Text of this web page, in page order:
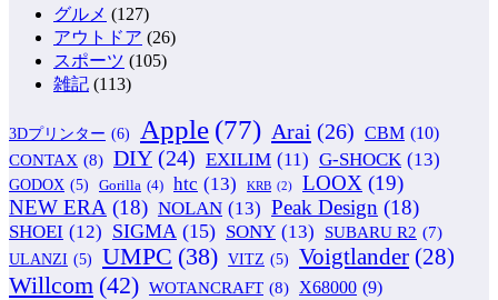
グルメ (127)
アウトドア (26)
スポーツ (105)
雑記 (113)
3Dプリンター (6) Apple (77) Arai (26) CBM (10)
CONTAX (8) DIY (24) EXILIM (11) G-SHOCK (13)
GODOX (5) Gorilla (4) htc (13) KRB (2) LOOX (19)
NEW ERA (18) NOLAN (13) Peak Design (18)
SHOEI (12) SIGMA (15) SONY (13) SUBARU R2 (7)
ULANZI (5) UMPC (38) VITZ (5) Voigtlander (28)
Willcom (42) WOTANCRAFT (8) X68000 (9)